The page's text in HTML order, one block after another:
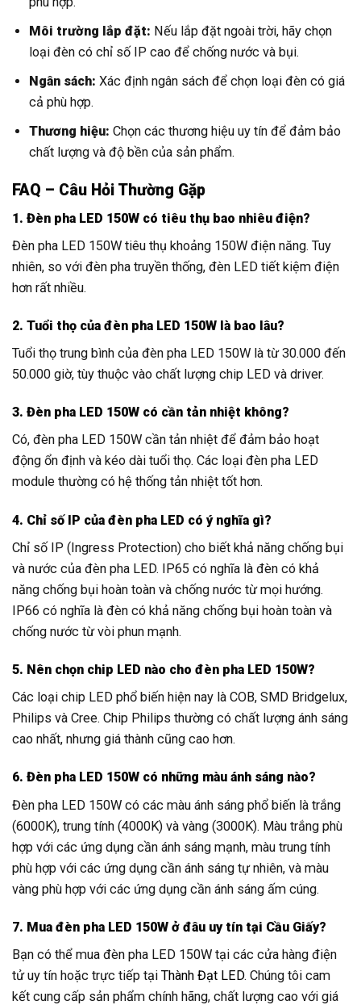
Môi trường lắp đặt: Nếu lắp đặt ngoài trời, hãy chọn
loại đèn có chỉ số IP cao để chống nước và bụi.
Ngân sách: Xác định ngân sách để chọn loại đèn có giá
cả phù hợp.
Thương hiệu: Chọn các thương hiệu uy tín để đảm bảo
chất lượng và độ bền của sản phẩm.
FAQ – Câu Hỏi Thường Gặp
1. Đèn pha LED 150W có tiêu thụ bao nhiêu điện?
Đèn pha LED 150W tiêu thụ khoảng 150W điện năng. Tuy
nhiên, so với đèn pha truyền thống, đèn LED tiết kiệm điện
hơn rất nhiều.
2. Tuổi thọ của đèn pha LED 150W là bao lâu?
Tuổi thọ trung bình của đèn pha LED 150W là từ 30.000 đến
50.000 giờ, tùy thuộc vào chất lượng chip LED và driver.
3. Đèn pha LED 150W có cần tản nhiệt không?
Có, đèn pha LED 150W cần tản nhiệt để đảm bảo hoạt
động ổn định và kéo dài tuổi thọ. Các loại đèn pha LED
module thường có hệ thống tản nhiệt tốt hơn.
4. Chỉ số IP của đèn pha LED có ý nghĩa gì?
Chỉ số IP (Ingress Protection) cho biết khả năng chống bụi
và nước của đèn pha LED. IP65 có nghĩa là đèn có khả
năng chống bụi hoàn toàn và chống nước từ mọi hướng.
IP66 có nghĩa là đèn có khả năng chống bụi hoàn toàn và
chống nước từ vòi phun mạnh.
5. Nên chọn chip LED nào cho đèn pha LED 150W?
Các loại chip LED phổ biến hiện nay là COB, SMD Bridgelux,
Philips và Cree. Chip Philips thường có chất lượng ánh sáng
cao nhất, nhưng giá thành cũng cao hơn.
6. Đèn pha LED 150W có những màu ánh sáng nào?
Đèn pha LED 150W có các màu ánh sáng phổ biến là trắng
(6000K), trung tính (4000K) và vàng (3000K). Màu trắng phù
hợp với các ứng dụng cần ánh sáng mạnh, màu trung tính
phù hợp với các ứng dụng cần ánh sáng tự nhiên, và màu
vàng phù hợp với các ứng dụng cần ánh sáng ấm cúng.
7. Mua đèn pha LED 150W ở đâu uy tín tại Cầu Giấy?
Bạn có thể mua đèn pha LED 150W tại các cửa hàng điện
tử uy tín hoặc trực tiếp tại Thành Đạt LED. Chúng tôi cam
kết cung cấp sản phẩm chính hãng, chất lượng cao với giá